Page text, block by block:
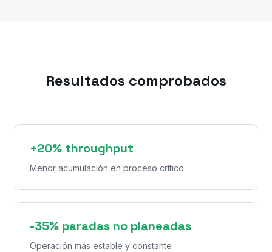
Resultados comprobados
+20% throughput
Menor acumulación en proceso crítico
-35% paradas no planeadas
Operación más estable y constante